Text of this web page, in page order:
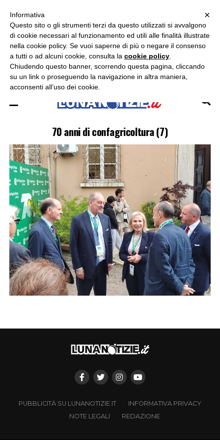
ASCOLTA RADIO LUNA
70 anni di confagricoltura (7)
PUBBLICITÀ SU LUNANOTIZIE.IT
INFORMATIVA PRIVACY
NOTE LEGALI
REDAZIONE
×
×
Informativa
Questo sito o gli strumenti terzi da questo utilizzati si avvalgono
di cookie necessari al funzionamento ed utili alle finalità illustrate
nella cookie policy. Se vuoi saperne di più o negare il consenso
a tutti o ad alcuni cookie, consulta la cookie policy
Chiudendo questo banner, scorrendo questa pagina, cliccando
su un link o proseguendo la navigazione in altra maniera,
acconsenti all’uso dei cookie.